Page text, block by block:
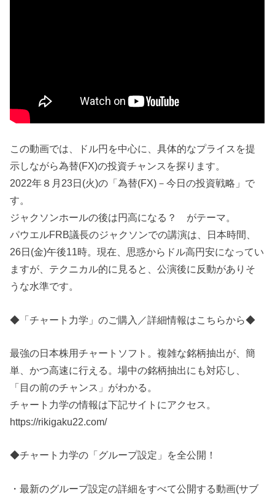
この動画では、ドル円を中心に、具体的なプライスを提
示しながら為替(FX)の投資チャンスを探ります。
2022年８月23日(火)の「為替(FX)－今日の投資戦略」で
す。
ジャクソンホールの後は円高になる？ がテーマ。
パウエルFRB議長のジャクソンでの講演は、日本時間、
26日(金)午後11時。現在、思惑からドル高円安になってい
ますが、テクニカル的に見ると、公演後に反動がありそ
うな水準です。
◆「チャート力学」のご購入／詳細情報はこちらから◆
最強の日本株用チャートソフト。複雑な銘柄抽出が、簡
単、かつ高速に行える。場中の銘柄抽出にも対応し、
「目の前のチャンス」がわかる。
チャート力学の情報は下記サイトにアクセス。
https://rikigaku22.com/
◆チャート力学の「グループ設定」を全公開！
・最新のグループ設定の詳細をすべて公開する動画(サブ